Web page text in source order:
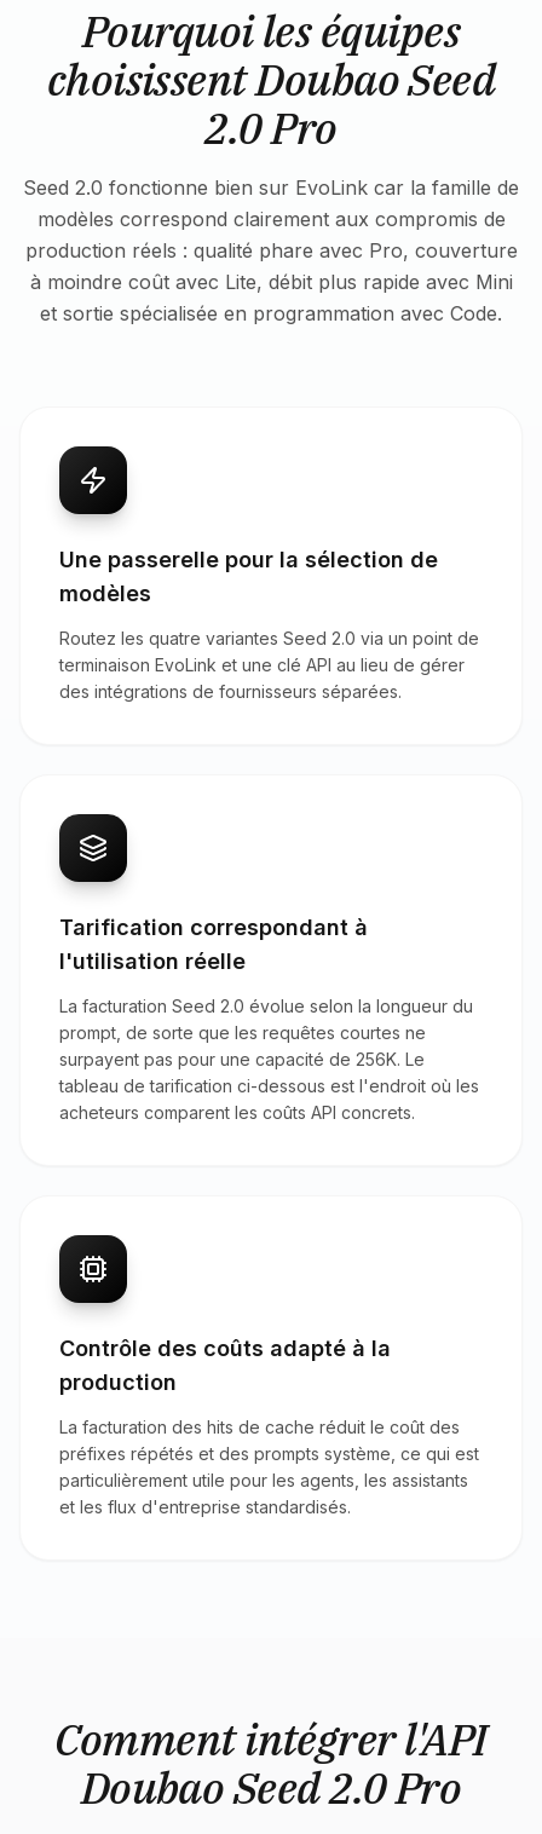
Pourquoi les équipes
choisissent Doubao Seed
2.0 Pro
Seed 2.0 fonctionne bien sur EvoLink car la famille de
modèles correspond clairement aux compromis de
production réels : qualité phare avec Pro, couverture
à moindre coût avec Lite, débit plus rapide avec Mini
et sortie spécialisée en programmation avec Code.
Une passerelle pour la sélection de
modèles
Routez les quatre variantes Seed 2.0 via un point de
terminaison EvoLink et une clé API au lieu de gérer
des intégrations de fournisseurs séparées.
Tarification correspondant à
l'utilisation réelle
La facturation Seed 2.0 évolue selon la longueur du
prompt, de sorte que les requêtes courtes ne
surpayent pas pour une capacité de 256K. Le
tableau de tarification ci-dessous est l'endroit où les
acheteurs comparent les coûts API concrets.
Contrôle des coûts adapté à la
production
La facturation des hits de cache réduit le coût des
préfixes répétés et des prompts système, ce qui est
particulièrement utile pour les agents, les assistants
et les flux d'entreprise standardisés.
Comment intégrer l'API
Doubao Seed 2.0 Pro